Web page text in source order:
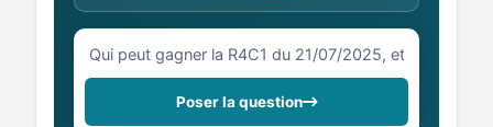
Votre question sur la R4C1 du 21/07/2025
Poser la question